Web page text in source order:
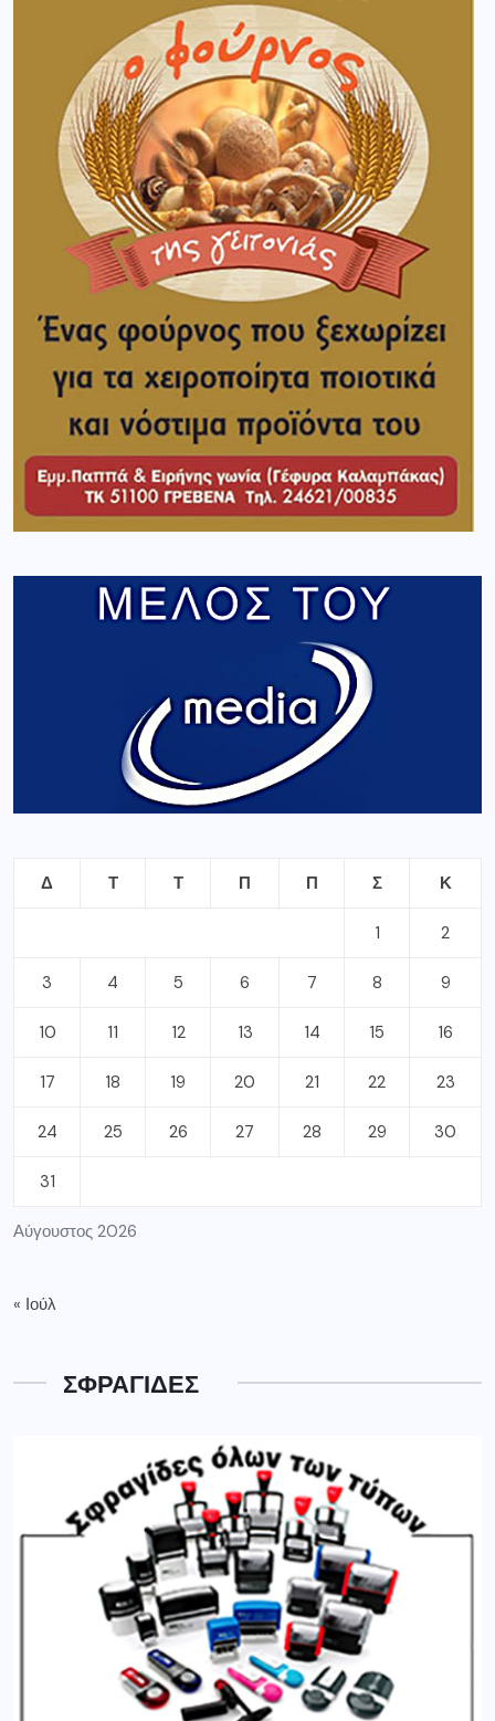
Αύγουστος 2026
Δ Τ Τ Π Π Σ Κ
1 2
3 4 5 6 7 8 9
10 11 12 13 14 15 16
17 18 19 20 21 22 23
24 25 26 27 28 29 30
31
« Ιούλ
ΣΦΡΑΓΙΔΕΣ